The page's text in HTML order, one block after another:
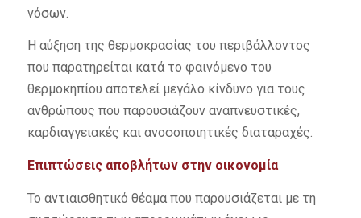
νόσων.
Η αύξηση της θερμοκρασίας του περιβάλλοντος
που παρατηρείται κατά το φαινόμενο του
θερμοκηπίου αποτελεί μεγάλο κίνδυνο για τους
ανθρώπους που παρουσιάζουν αναπνευστικές,
καρδιαγγειακές και ανοσοποιητικές διαταραχές.
Επιπτώσεις αποβλήτων στην οικονομία
Το αντιαισθητικό θέαμα που παρουσιάζεται με τη